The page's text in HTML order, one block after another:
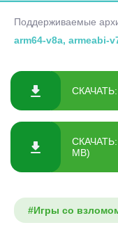
Поддерживаемые
arm64-v8a, armeabi-
СКАЧАТЬ:
СКАЧАТЬ:
MB)
#Игры со